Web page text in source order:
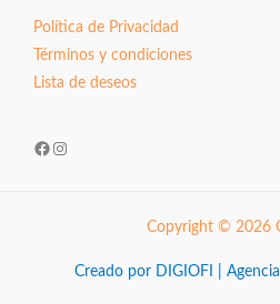
Política de Privacidad
Términos y condiciones
Lista de deseos
Facebook
Instagram
Copyright © 2026
Creado por DIGIOFI |